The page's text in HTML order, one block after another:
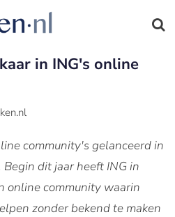
in ING's online
community's gelanceerd in
dit jaar heeft ING in
online community waarin
zonder bekend te maken